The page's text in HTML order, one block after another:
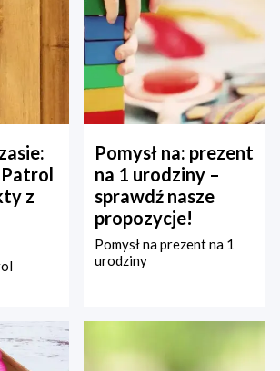
z
Pomysł na: prezent
na 1 urodziny –
sprawdź nasze
propozycje!
Pomysł na prezent na 1
urodziny